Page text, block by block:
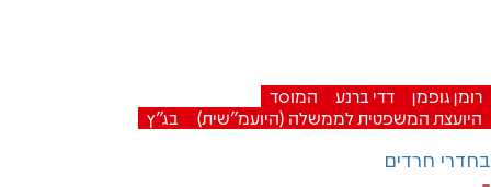
רומן גופמן דדי ברנע
המוסד
היועצת המשפטית לממשלה (היועמ"שית)
בג"ץ
בחדרי חרדים